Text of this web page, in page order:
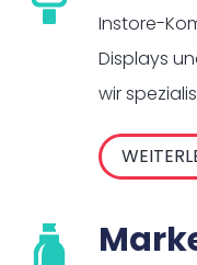
Instore-
Displays
wir